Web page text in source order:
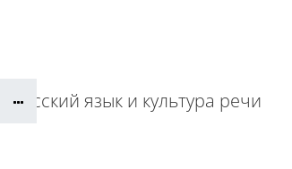
Русский язык и культура речи